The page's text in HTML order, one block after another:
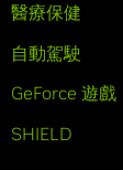
醫療保健
自動駕駛
GeForce 遊戲
SHIELD